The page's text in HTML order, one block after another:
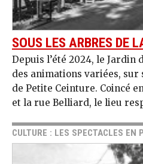
SOUS LES ARBRES DE
Depuis l’été 2024, le Jardin
des animations variées, sur
de Petite Ceinture. Coincé
et la rue Belliard, le lieu
CULTURE : LES SPECTACLES EN